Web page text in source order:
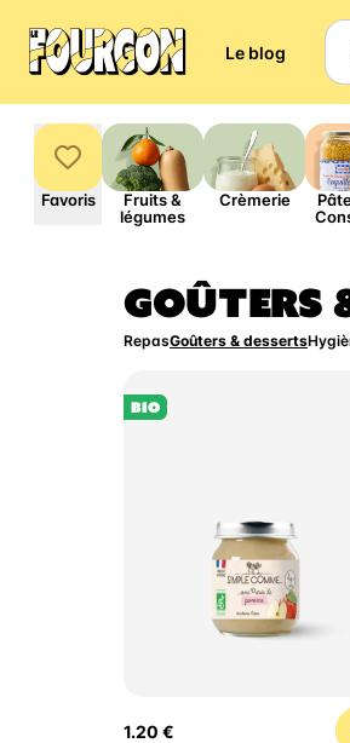
Le blog
Favoris
Fruits &
légumes
Crèmerie
GOÛTERS
RepasGoûters & desserts
BIO
Purée pomme dès 4
1.20 €